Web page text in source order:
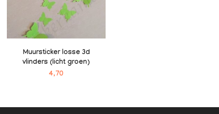
Muursticker losse 3d
vlinders (licht groen)
4,70